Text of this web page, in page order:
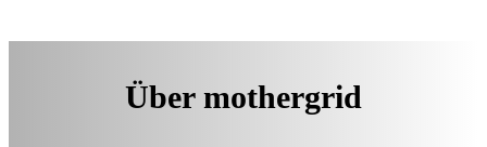
Über mothergrid